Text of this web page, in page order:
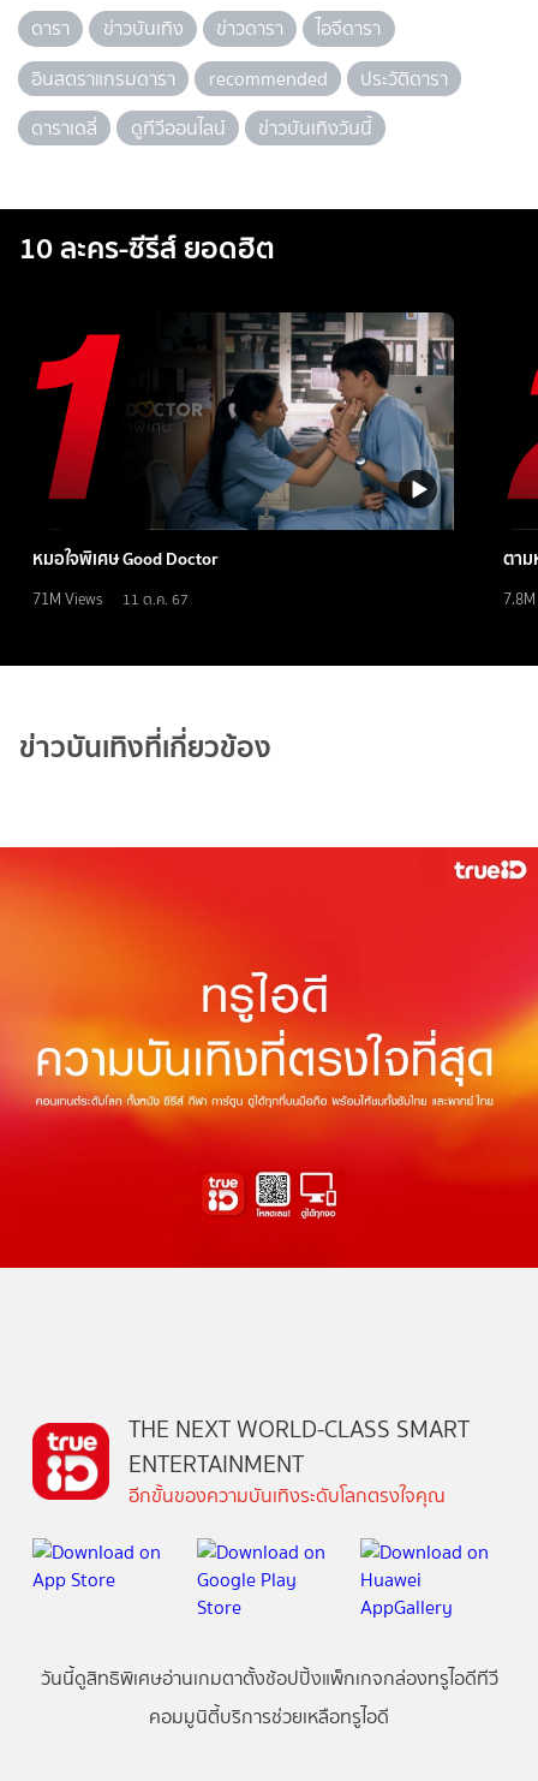
ดารา ข่าวบันเทิง ข่าวดารา
ไอจีดารา
อินสตราแกรมดารา
recommended
ประวัติดารา
ดาราเดลี่
ดูทีวีออนไลน์ ข่าวบันเทิงวันนี้
10 ละคร-ซีรีส์ ยอดฮิต
หมอใจพิเศษ Good Doctor
71M Views 11 ต.ค. 67
ตาม
7.8M
ข่าวบันเทิงที่เกี่ยวข้อง
THE NEXT WORLD-CLASS SMART
ENTERTAINMENT
อีกขั้นของความบันเทิงระดับโลกตรงใจคุณ
วันนี้ดูสิทธิพิเศษอ่านเกมตาตั้งช้อปปิ้งแพ็กเกจกล่องทรูไอดีทีวี
คอมมูนิตี้บริการช่วยเหลือทรูไอดี